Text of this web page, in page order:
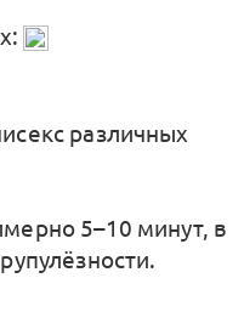
различных
5–10 минут, в